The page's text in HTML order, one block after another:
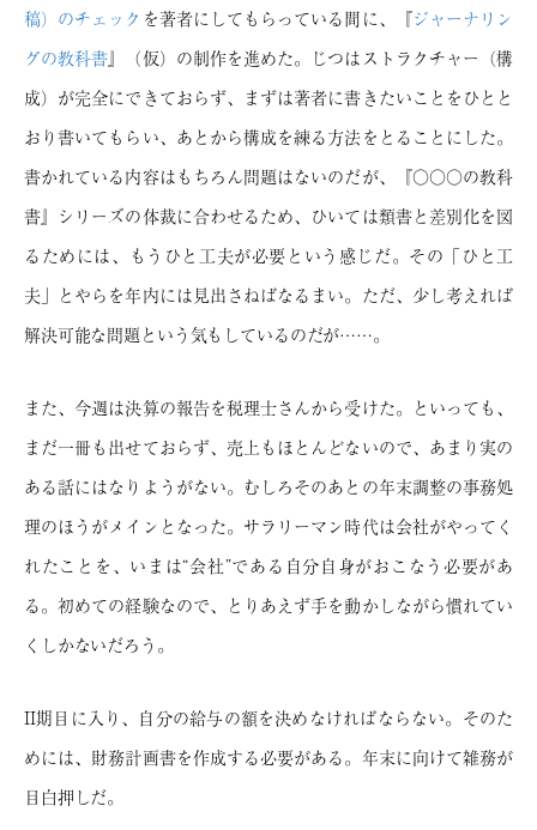
CONTACT
お問い合わせ
稿）のチェック を著者にしてもらっている間に、『ジャーナリン
グの教科書』（仮）の制作を進めた。じつはストラクチャー（構
成）が完全にできておらず、まずは著者に書きたいことをひとと
おり書いてもらい、あとから構成を練る方法をとることにした。
書かれている内容はもちろん問題はないのだが、『○○○の教科
書』シリーズの体裁に合わせるため、ひいては類書と差別化を図
るためには、もうひと工夫が必要という感じだ。その「ひと工
夫」とやらを年内には見出さねばなるまい。ただ、少し考えれば
解決可能な問題という気もしているのだが……。
また、今週は決算の報告を税理士さんから受けた。といっても、
まだ一冊も出せておらず、売上もほとんどないので、あまり実の
ある話にはなりようがない。むしろそのあとの年末調整の事務処
理のほうがメインとなった。サラリーマン時代は会社がやってく
れたことを、いまは“会社”である自分自身がおこなう必要があ
る。初めての経験なので、とりあえず手を動かしながら慣れてい
くしかないだろう。
II期目に入り、自分の給与の額を決めなければならない。そのた
めには、財務計画書を作成する必要がある。年末に向けて雑務が
目白押しだ。